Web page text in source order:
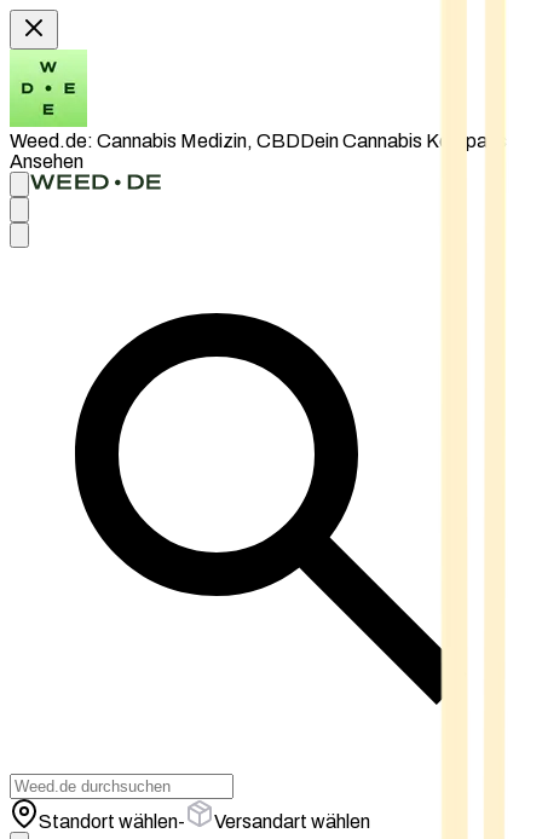
Weed.de: Cannabis Medizin, CBDDein Cannabis Kompass
Ansehen
Standort wählen- Versandart wählen